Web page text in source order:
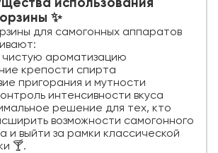
использования
✨
для самогонных аппаратов
чистую ароматизацию
крепости спирта
пригорания и мутности
интенсивности вкуса
решение для тех, кто
возможности самогонного
и выйти за рамки классической
🍸.